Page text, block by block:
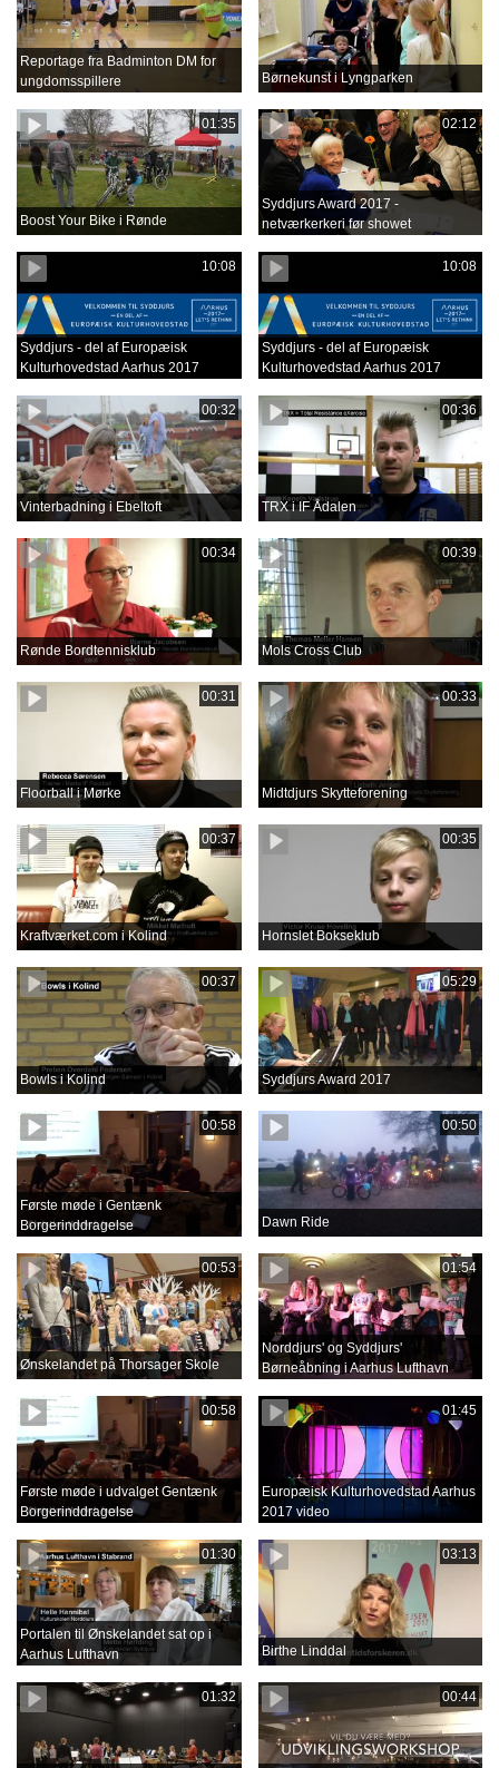
Reportage fra Badminton DM for
ungdomsspillere
Børnekunst i Lyngparken
01:35
Boost Your Bike i Rønde
02:12
Syddjurs Award 2017 -
netværkerkeri før showet
10:08
Syddjurs - del af Europæisk
Kulturhovedstad Aarhus 2017
10:08
Syddjurs - del af Europæisk
Kulturhovedstad Aarhus 2017
00:32
Vinterbadning i Ebeltoft
00:36
TRX i IF Ådalen
00:34
Rønde Bordtennisklub
00:39
Mols Cross Club
00:31
Floorball i Mørke
00:33
Midtdjurs Skytteforening
00:37
Kraftværket.com i Kolind
00:35
Hornslet Bokseklub
00:37
Bowls i Kolind
05:29
Syddjurs Award 2017
00:58
Første møde i Gentænk
Borgerinddragelse
00:50
Dawn Ride
00:53
Ønskelandet på Thorsager Skole
01:54
Norddjurs' og Syddjurs'
Børneåbning i Aarhus Lufthavn
00:58
Første møde i udvalget Gentænk
Borgerinddragelse
01:45
Europæisk Kulturhovedstad Aarhus
2017 video
01:30
Portalen til Ønskelandet sat op i
Aarhus Lufthavn
03:13
Birthe Linddal
01:32 00:44